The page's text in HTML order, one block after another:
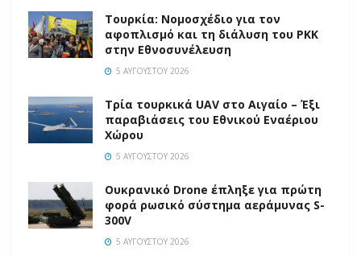
Τουρκία: Νομοσχέδιο για τον
αφοπλισμό και τη διάλυση του PKK
στην Εθνοσυνέλευση
5 ΑΥΓΟΎΣΤΟΥ 2026
Τρία τουρκικά UAV στο Αιγαίο – Έξι
παραβιάσεις του Εθνικού Εναέριου
Χώρου
5 ΑΥΓΟΎΣΤΟΥ 2026
Ουκρανικό Drone έπληξε για πρώτη
φορά ρωσικό σύστημα αεράμυνας S-
300V
5 ΑΥΓΟΎΣΤΟΥ 2026